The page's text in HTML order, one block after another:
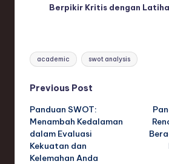
Berpikir Kritis dengan
Tags:
academic swot analysis
Post
navigation
Previous Post
Panduan SWOT:
Menambah Kedalaman
dalam Evaluasi
Kekuatan dan
Kelemahan Anda